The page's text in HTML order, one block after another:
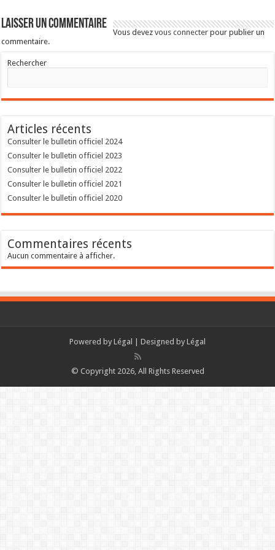
Laisser un commentaire
Vous devezvous connecter pour publier un
commentaire.
Rechercher
Articles récents
Consulter le bulletin officiel 2024
Consulter le bulletin officiel 2023
Consulter le bulletin officiel 2022
Consulter le bulletin officiel 2021
Consulter le bulletin officiel 2020
Commentaires récents
Aucun commentaire à afficher.
Powered by Légal | Designed by Légal
© Copyright 2026, All Rights Reserved